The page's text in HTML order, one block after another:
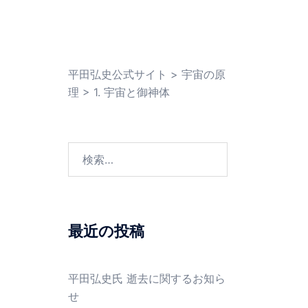
平田弘史公式サイト > 宇宙の原
理 > 1. 宇宙と御神体
最近の投稿
平田弘史氏 逝去に関するお知ら
せ